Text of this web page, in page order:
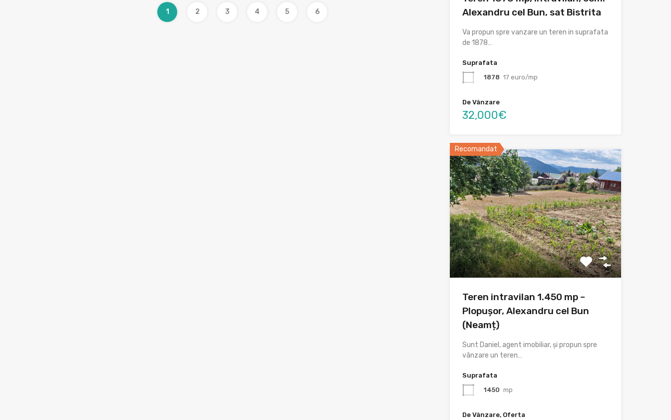
1 2 3 4 5 6
Alexandru cel Bun, sat Bistrita
Va propun spre vanzare un teren in suprafata
de 1878…
Suprafata
1878 17 euro/mp
De Vânzare
32,000€
Recomandat
Teren intravilan 1.450 mp –
Plopușor, Alexandru cel Bun
(Neamț)
Sunt Daniel, agent imobiliar, și propun spre
vânzare un teren…
Suprafata
1450 mp
De Vânzare, Oferta